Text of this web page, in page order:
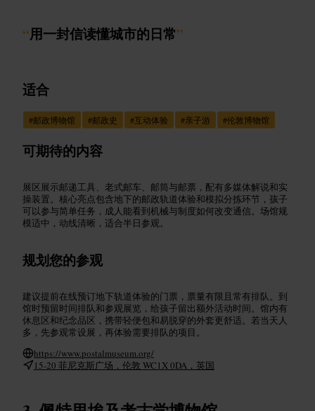
“用一封信读懂城市的日常”
适合
#邮政博物馆 #邮政史 #互动体验 #亲子游 #伦敦博物馆
可期待的内容
展区展示邮递工具、老式邮车、邮筒与邮票，配有多媒体解说和实
操装置。核心亮点包含地下的邮政轨道体验和模拟分拣环节，孩子
可以参与简单任务，成人能看到机械与制度如何改变通信。场馆规
模适中，动线清晰，适合半日参观。
规划您的参观
建议提前在线预订地下轨道体验的门票，票量有限且常有排队。到
馆时预留时间排队和参观展览，给孩子留出额外活动时间。馆内有
休息区和纪念品区，携带轻便包和易脱穿的外套更舒适。若当天人
多，先参观常设展，再体验需要排队的项目。
https://www.postalmuseum.org/
15-20 菲尼克斯广场，伦敦 WC1X 0DA，英国